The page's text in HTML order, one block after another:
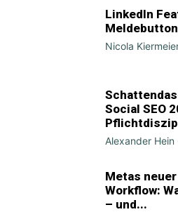
LinkedIn
Nicola
Social SEO
Alexander Hein
Metas
Workflow:
– und...